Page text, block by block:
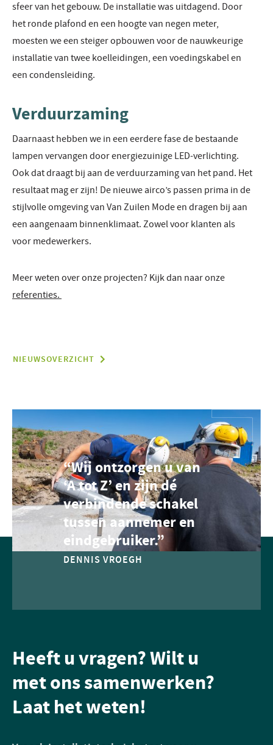
sfeer van het gebouw. De installatie was uitdagend. Door
het ronde plafond en een hoogte van negen meter,
moesten we een steiger opbouwen voor de nauwkeurige
installatie van twee koelleidingen, een voedingskabel en
een condensleiding.
Verduurzaming
Daarnaast hebben we in een eerdere fase de bestaande
lampen vervangen door energiezuinige LED-verlichting.
Ook dat draagt bij aan de verduurzaming van het pand. Het
resultaat mag er zijn! De nieuwe airco’s passen prima in de
stijlvolle omgeving van Van Zuilen Mode en dragen bij aan
een aangenaam binnenklimaat. Zowel voor klanten als
voor medewerkers.
Meer weten over onze projecten? Kijk dan naar onze
referenties.
NIEUWSOVERZICHT
“Wij ontzorgen u van
‘A tot Z’ en zijn dé
verbindende schakel
tussen aannemer en
eindgebruiker.”
DENNIS VROEGH
Heeft u vragen? Wilt u
met ons samenwerken?
Laat het weten!